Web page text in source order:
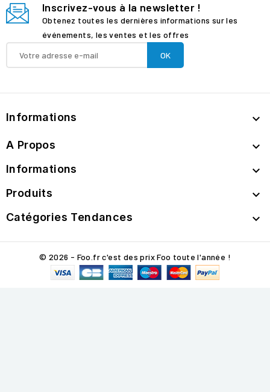
Inscrivez-vous à la newsletter !
Obtenez toutes les dernières informations sur les
événements, les ventes et les offres
Informations 
A Propos 
Informations 
Produits 
Catégories Tendances 
© 2026 - Foo.fr c'est des prix Foo toute l'année !